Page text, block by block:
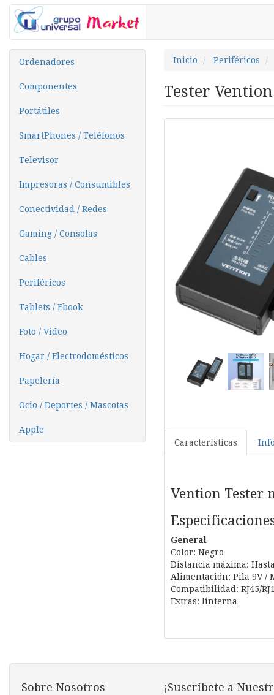
Ordenadores
Componentes
Portátiles
SmartPhones / Teléfonos
Televisor
Impresoras / Consumibles
Conectividad / Redes
Gaming / Consolas
Cables
Periféricos
Tablets / Ebook
Foto / Video
Hogar / Electrodomésticos
Papelería
Ocio / Deportes / Mascotas
Apple
Inicio Periféricos
Tester Vention
Características
Vention Tester
General
Color: Negro
Distancia máxima:
Alimentación: Pila 9V /
Compatibilidad: RJ45/
Extras: linterna
Sobre Nosotros ¡Suscríbete a